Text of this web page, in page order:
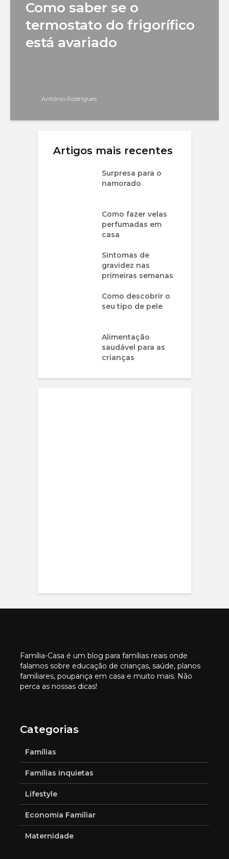
Como saber se o
termostato do frigorífico
está avariado
António Rodrigues
Artigos mais recentes
Surpresa para o
namorado
Como fazer velas
perfumadas em
casa
Sintomas de
gravidez nas
primeiras semanas
Como descobrir o
seu tipo de pele
Alimentação
saudável para as
crianças
Família-Casa é um blog para famílias reais onde
falamos sobre educação de crianças, saúde, planos
familiares, poupança em casa e muito mais. Não
perca as nossas dicas!
Categorias
Famílias
Famílias inquietas
Lifestyle
Economia Familiar
Maternidade